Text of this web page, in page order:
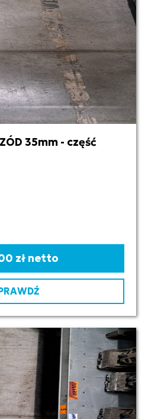
35mm - część
zł netto